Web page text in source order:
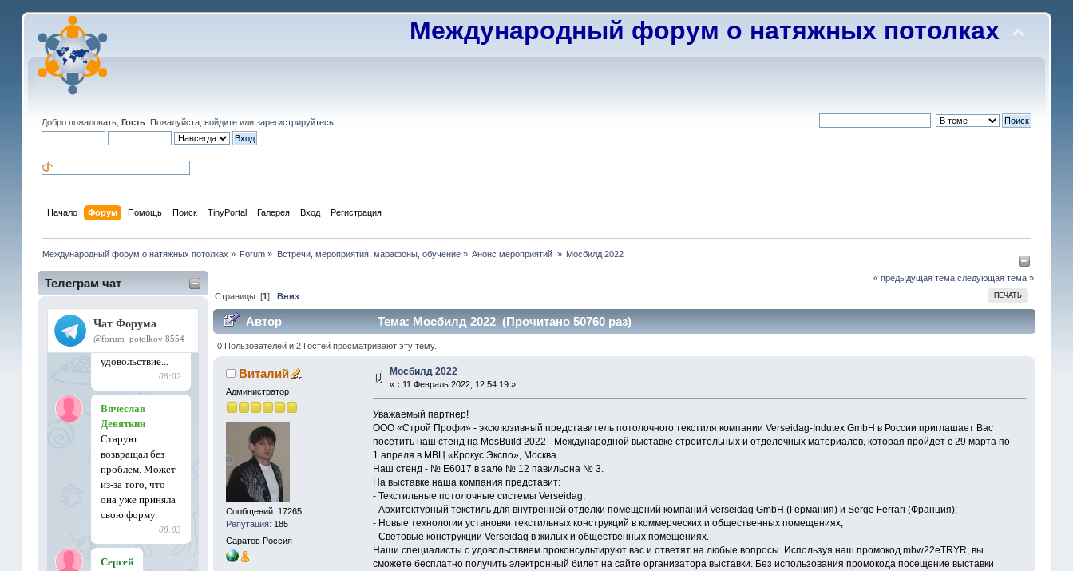
Международный форум о натяжных потолках
Добро пожаловать, Гость. Пожалуйста, войдитеили зарегистрируйтесь.
Начало Форум Помощь Поиск TinyPortal Галерея Вход Регистрация
Международный форум о натяжных потолках » Forum » Встречи, мероприятия, марафоны, обучение» Анонс мероприятий » Мосбилд 2022
Телеграм чат « предыдущая тема следующая тема »
ПЕЧАТЬ
Страницы: [1]Вниз
Автор Тема: Мосбилд 2022 (Прочитано 50760 раз)
0 Пользователей и 2 Гостей просматривают эту тему.
Виталий
Администратор
Сообщений: 17265
Репутация: 185
Саратов Россия
Мосбилд 2022
« : 11 Февраль 2022, 12:54:19 »
Уважаемый партнер!
ООО «Строй Профи» - эксклюзивный представитель потолочного текстиля компании Verseidag-Indutex GmbH в России приглашает Вас
посетить наш стенд на MosBuild 2022 - Международной выставке строительных и отделочных материалов, которая пройдет с 29 марта по
1 апреля в МВЦ «Крокус Экспо», Москва.
Наш стенд - № Е6017 в зале № 12 павильона № 3.
На выставке наша компания представит:
- Текстильные потолочные системы Verseidag;
- Архитектурный текстиль для внутренней отделки помещений компаний Verseidag GmbH (Германия) и Serge Ferrari (Франция);
- Новые технологии установки текстильных конструкций в коммерческих и общественных помещениях;
- Световые конструкции Verseidag в жилых и общественных помещениях.
Наши специалисты с удовольствием проконсультируют вас и ответят на любые вопросы. Используя наш промокод mbw22eTRYR, вы
сможете бесплатно получить электронный билет на сайте организатора выставки. Без использования промокода посещение выставки